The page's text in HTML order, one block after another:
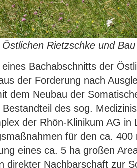
OLYMPUS
OLYMPUS
Rietzschke und
Bachabschnitts der
der Forderung nach
dem Neubau der
des sog.
der Rhön-Klinikum AG
für den ca.
eines ca. 5 ha großen
direkter Nachbarschaft zur